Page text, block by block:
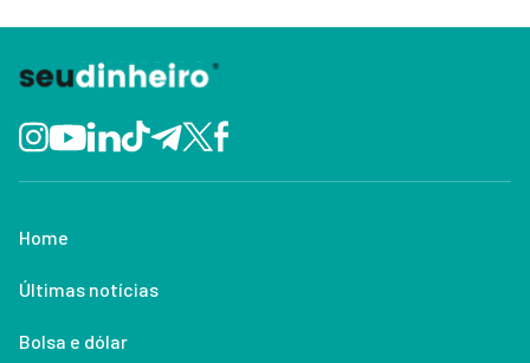
Home
Últimas notícias
Bolsa e dólar